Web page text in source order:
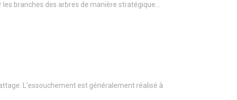
branches des arbres de manière stratégique…
L’essouchement est généralement réalisé à